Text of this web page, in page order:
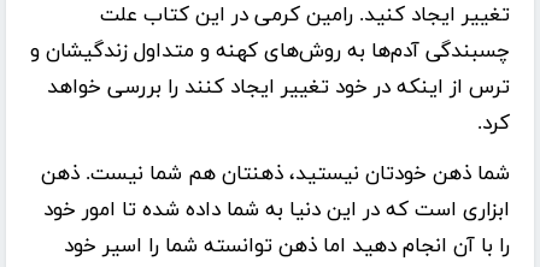
تغییر ایجاد کنید. رامین کرمی در این کتاب علت
چسبندگی آدم‌ها به روش‌های کهنه و متداول زندگیشان و
ترس از اینکه در خود تغییر ایجاد کنند را بررسی خواهد
کرد.
شما ذهن خودتان نیستید، ذهنتان هم شما نیست. ذهن
ابزاری است که در این دنیا به شما داده شده تا امور خود
را با آن انجام دهید اما ذهن توانسته شما را اسیر خود